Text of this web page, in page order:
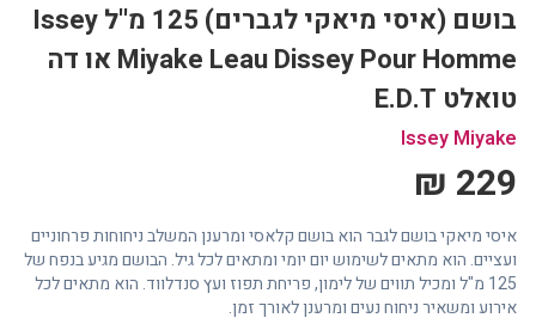
בושם (איסי מיאקי לגברים) 125 מ''ל Issey
Miyake Leau Dissey Pour Homme או דה
טואלט E.D.T
Issey Miyake
229 ₪
איסי מיאקי בושם לגבר הוא בושם קלאסי ומרענן המשלב ניחוחות פרחוניים
ועציים. הוא מתאים לשימוש יום יומי ומתאים לכל גיל. הבושם מגיע בנפח של
125 מ"ל ומכיל תווים של לימון, פריחת תפוז ועץ סנדלווד. הוא מתאים לכל
אירוע ומשאיר ניחוח נעים ומרענן לאורך זמן.